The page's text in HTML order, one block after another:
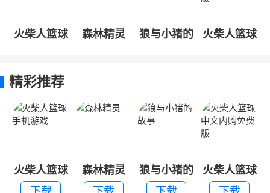
火柴人篮球
森林精灵
狼与小猪的
火柴人篮球
精彩推荐
火柴人篮球
手机游戏
森林精灵
狼与小猪的
故事
火柴人篮球
中文内购免